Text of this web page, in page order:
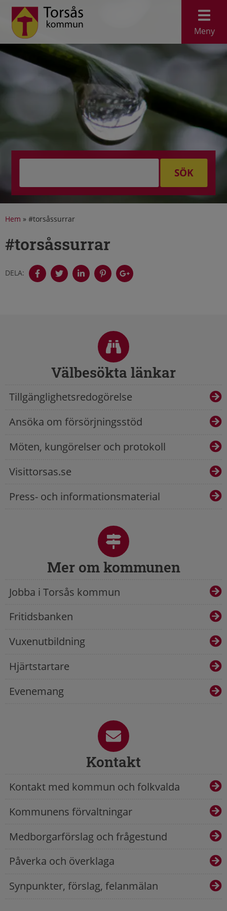
Meny
SÖK
Hem » #torsåssurrar
#torsåssurrar
DELA:
Välbesökta länkar
Tillgänglighetsredogörelse
Ansöka om försörjningsstöd
Möten, kungörelser och protokoll
Visittorsas.se
Press- och informationsmaterial
Mer om kommunen
Jobba i Torsås kommun
Fritidsbanken
Vuxenutbildning
Hjärtstartare
Evenemang
Kontakt
Kontakt med kommun och folkvalda
Kommunens förvaltningar
Medborgarförslag och frågestund
Påverka och överklaga
Synpunkter, förslag, felanmälan